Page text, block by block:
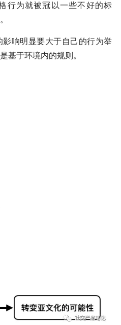
行为就被冠以一些不好的标
响明显要大于自己的行为举
基于环境内的规则。